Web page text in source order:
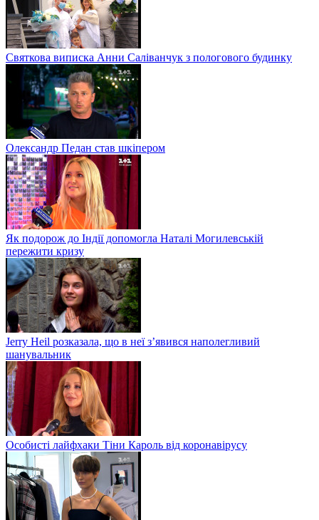
Святкова виписка Анни Саліванчук з пологового будинку
Олександр Педан став шкіпером
Як подорож до Індії допомогла Наталі Могилевській
пережити кризу
Jerry Heil розказала, що в неї з’явився наполегливий
шанувальник
Особисті лайфхаки Тіни Кароль від коронавірусу